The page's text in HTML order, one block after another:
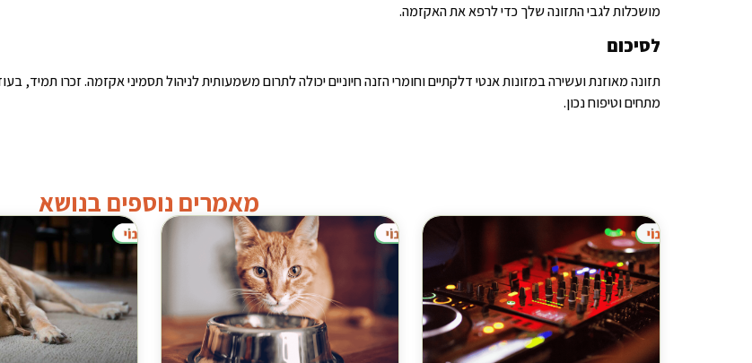
מושכלות לגבי התזונה שלך כדי לרפא את האקזמה.
לסיכום
תזונה מאוזנת ועשירה במזונות אנטי דלקתיים וחומרי הזנה חיוניים יכולה לתרום משמעותית לניהול תסמיני אקזמה. זכרו
מתחים וטיפוח נכון.
מאמרים נוספים בנושא